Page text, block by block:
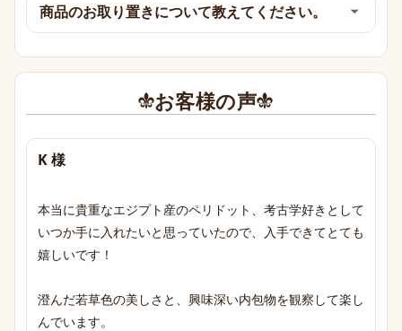
商品のお取り置きについて教えてください。
お客様の声
K 様
本当に貴重なエジプト産のペリドット、考古学好きとして
いつか手に入れたいと思っていたので、入手できてとても
嬉しいです！
澄んだ若草色の美しさと、興味深い内包物を観察して楽し
んでいます。